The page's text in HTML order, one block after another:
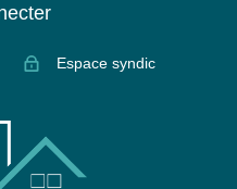
Espace syndic